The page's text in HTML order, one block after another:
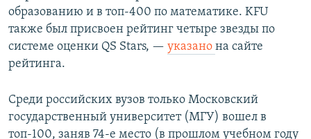
образованию и в топ-400 по математике. KFU
также был присвоен рейтинг четыре звезды по
системе оценки QS Stars, — указано на сайте
рейтинга.
Среди российских вузов только Московский
государственный университет (МГУ) вошел в
топ-100, заняв 74-е место (в прошлом учебном году